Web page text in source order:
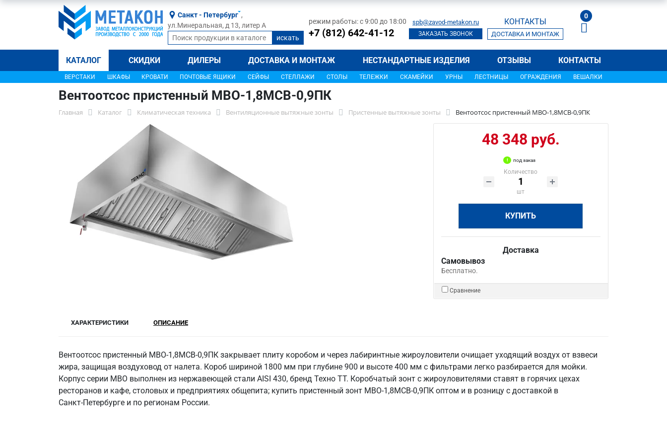
Санкт - Петербург ,
ул.Минеральная, д 13, литер А
режим работы: с 9:00 до 18:00
+7 (812) 642-41-12
spb@zavod-metakon.ru
ЗАКАЗАТЬ ЗВОНОК
КОНТАКТЫ
ДОСТАВКА И МОНТАЖ
0
КАТАЛОГ СКИДКИ ДИЛЕРЫ ДОСТАВКА И МОНТАЖ НЕСТАНДАРТНЫЕ ИЗДЕЛИЯ ОТЗЫВЫ КОНТАКТЫ
ВЕРСТАКИ ШКАФЫ КРОВАТИ ПОЧТОВЫЕ ЯЩИКИ СЕЙФЫ СТЕЛЛАЖИ СТОЛЫ ТЕЛЕЖКИ СКАМЕЙКИ УРНЫ ЛЕСТНИЦЫ ОГРАЖДЕНИЯ ВЕШАЛКИ
Вентоотсос пристенный МВО-1,8МСВ-0,9ПК
Главная Каталог Климатическая техника Вентиляционные вытяжные зонты Пристенные вытяжные зонты Вентоотсос пристенный МВО-1,8МСВ-0,9ПК
48 348 руб.
под заказ
Количество
шт
КУПИТЬ
Доставка
Самовывоз
Бесплатно.
Сравнение
ХАРАКТЕРИСТИКИ ОПИСАНИЕ
Вентоотсос пристенный МВО-1,8МСВ-0,9ПК закрывает плиту коробом и через лабиринтные жироуловители очищает уходящий воздух от взвеси
жира, защищая воздуховод от налета. Короб шириной 1800 мм при глубине 900 и высоте 400 мм с фильтрами легко разбирается для мойки.
Корпус серии МВО выполнен из нержавеющей стали AISI 430, бренд Техно ТТ. Коробчатый зонт с жироуловителями ставят в горячих цехах
ресторанов и кафе, столовых и предприятиях общепита; купить пристенный зонт МВО-1,8МСВ-0,9ПК оптом и в розницу с доставкой в
Санкт‑Петербурге и по регионам России.